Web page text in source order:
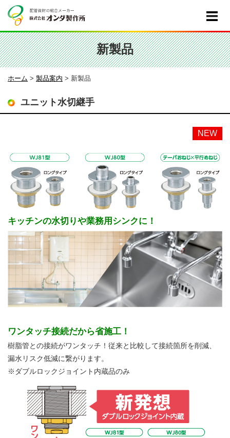
新製品
ホーム > 製品案内 > 新製品
ユニット水切継手
キッチンの水切りや業務用シンクに！
ワンタッチ接続だから省施工！
樹脂管との接続がワンタッチ！従来と比較して接続箇所を削減、
漏水リスク低減に繋がります。
※ダブルロックジョイント内蔵品のみ